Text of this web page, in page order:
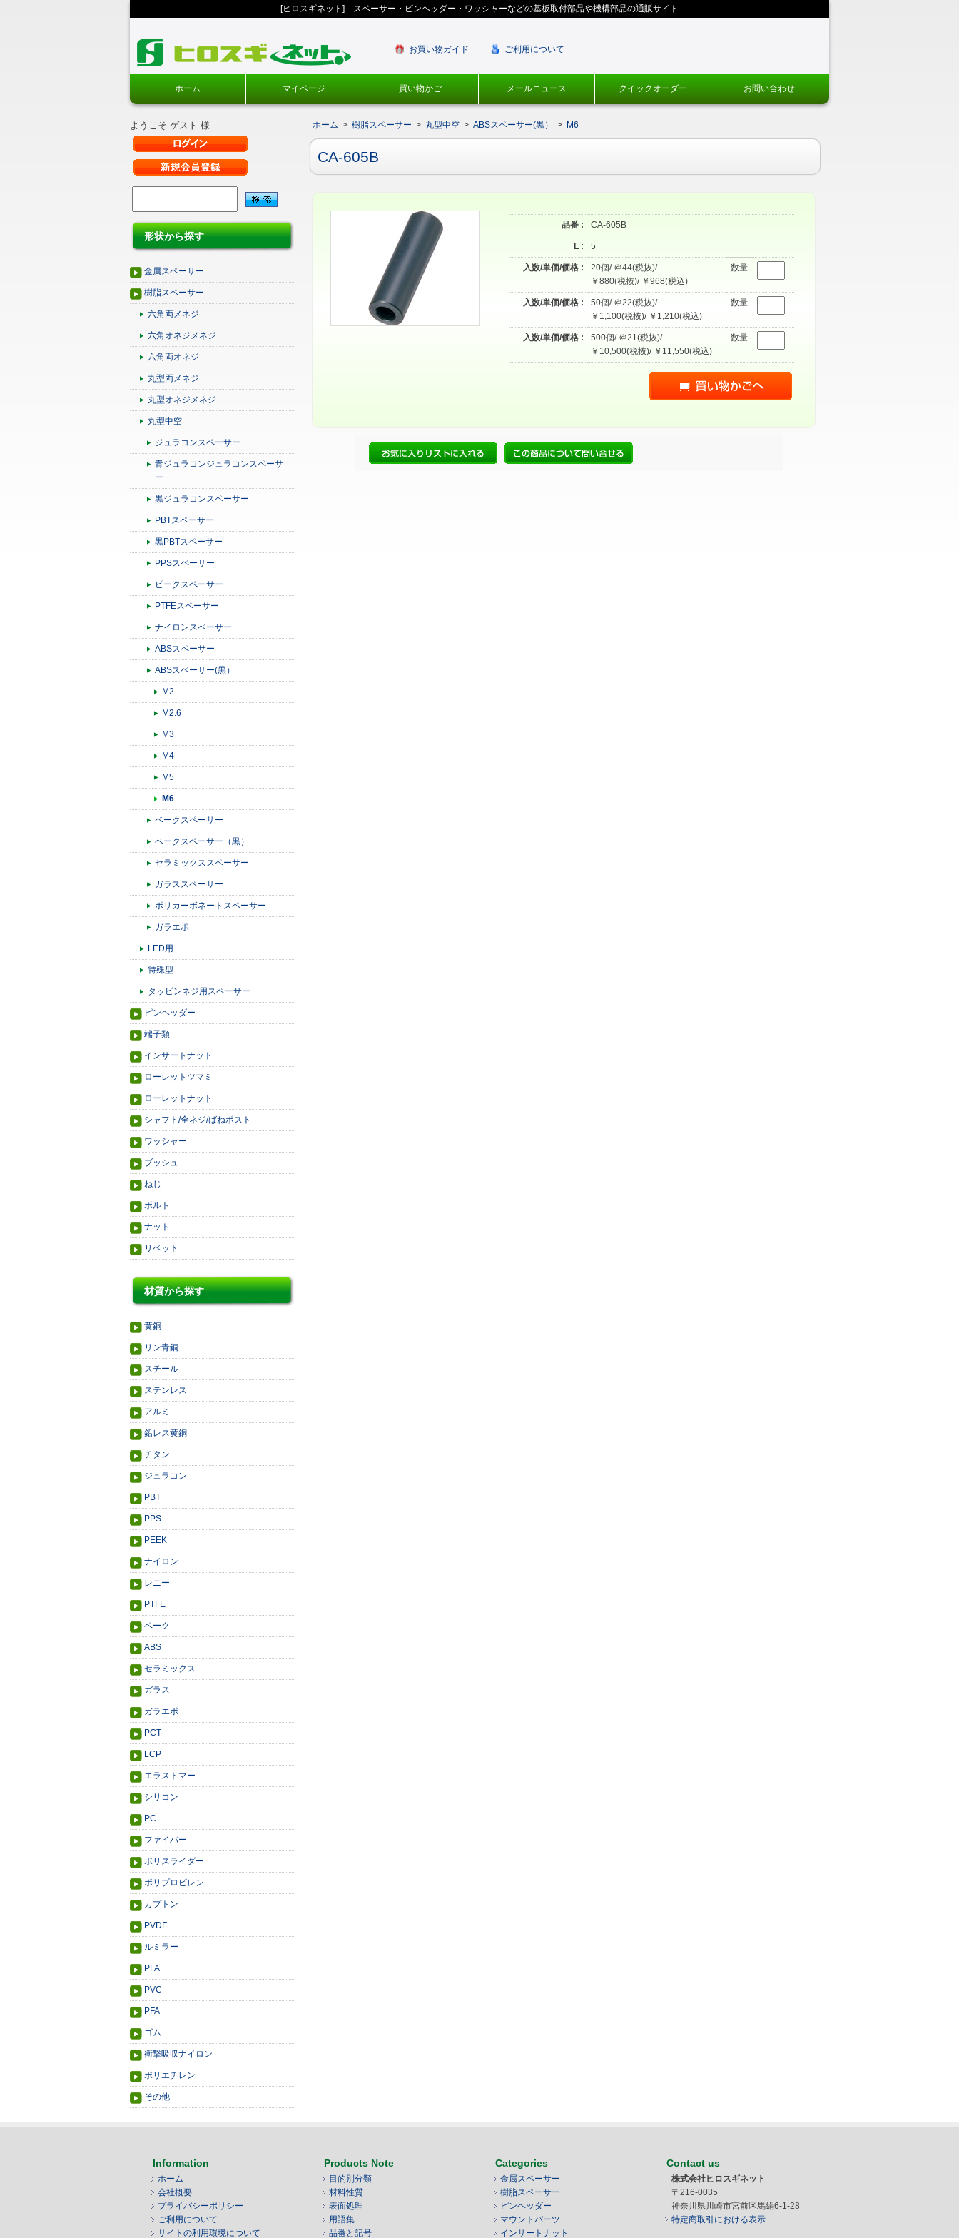
[ヒロスギネット] スペーサー・ピンヘッダー・ワッシャーなどの基板取付部品や機構部品の通販サイト
お買い物ガイド ご利用について
ホーム マイページ 買い物かご メールニュース クイックオーダー お問い合わせ
ようこそ ゲスト 様
形状から探す
金属スペーサー
樹脂スペーサー
六角両メネジ
六角オネジメネジ
六角両オネジ
丸型両メネジ
丸型オネジメネジ
丸型中空
ジュラコンスペーサー
青ジュラコンジュラコンスペーサ
ー
黒ジュラコンスペーサー
PBTスペーサー
黒PBTスペーサー
PPSスペーサー
ピークスペーサー
PTFEスペーサー
ナイロンスペーサー
ABSスペーサー
ABSスペーサー(黒）
M2
M2.6
M3
M4
M5
M6
ベークスペーサー
ベークスペーサー（黒）
セラミックススペーサー
ガラススペーサー
ポリカーボネートスペーサー
ガラエポ
LED用
特殊型
タッピンネジ用スペーサー
ピンヘッダー
端子類
インサートナット
ローレットツマミ
ローレットナット
シャフト/全ネジ/ばねポスト
ワッシャー
ブッシュ
ねじ
ボルト
ナット
リベット
材質から探す
黄銅
リン青銅
スチール
ステンレス
アルミ
鉛レス黄銅
チタン
ジュラコン
PBT
PPS
PEEK
ナイロン
レニー
PTFE
ベーク
ABS
セラミックス
ガラス
ガラエポ
PCT
LCP
エラストマー
シリコン
PC
ファイバー
ポリスライダー
ポリプロピレン
カプトン
PVDF
ルミラー
PFA
PVC
PFA
ゴム
衝撃吸収ナイロン
ポリエチレン
その他
ホーム > 樹脂スペーサー > 丸型中空 > ABSスペーサー(黒） > M6
CA-605B
品番 : CA-605B
L : 5
入数/単価/価格 :
20個/ ＠44(税抜)/
￥880(税抜)/ ￥968(税込)
数量
入数/単価/価格 :
50個/ ＠22(税抜)/
￥1,100(税抜)/ ￥1,210(税込)
数量
入数/単価/価格 :
500個/ ＠21(税抜)/
￥10,500(税抜)/ ￥11,550(税込)
数量
Information
ホーム
会社概要
プライバシーポリシー
ご利用について
サイトの利用環境について
Products Note
目的別分類
材料性質
表面処理
用語集
品番と記号
Categories
金属スペーサー
樹脂スペーサー
ピンヘッダー
マウントパーツ
インサートナット
Contact us
株式会社ヒロスギネット
〒216-0035
神奈川県川崎市宮前区馬絹6-1-28
特定商取引における表示